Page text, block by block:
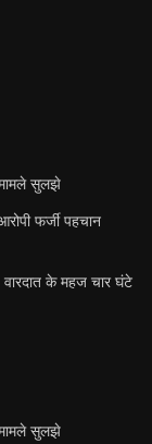
मामले सुलझे
फर्जी पहचान
के महज चार घंटे
मामले सुलझे